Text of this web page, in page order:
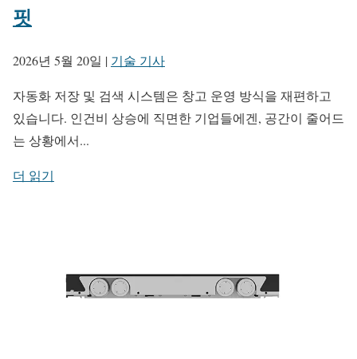
핏
2026년 5월 20일 | 기술 기사
자동화 저장 및 검색 시스템은 창고 운영 방식을 재편하고
있습니다. 인건비 상승에 직면한 기업들에겐, 공간이 줄어드
는 상황에서...
더 읽기